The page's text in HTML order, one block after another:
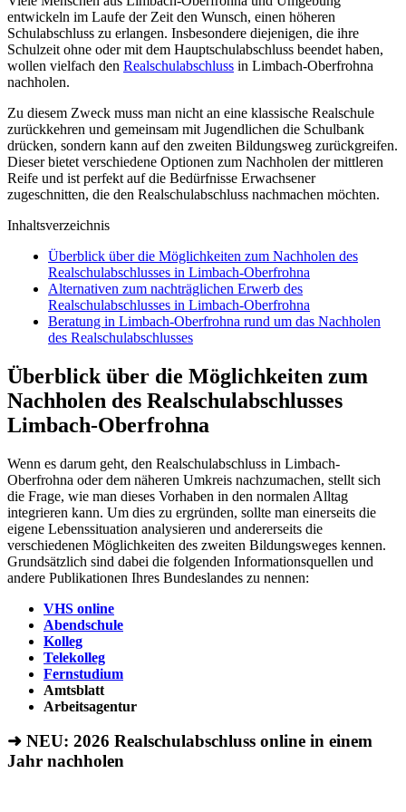
entwickeln im Laufe der Zeit den Wunsch, einen höheren
Schulabschluss zu erlangen. Insbesondere diejenigen, die ihre
Schulzeit ohne oder mit dem Hauptschulabschluss beendet haben,
wollen vielfach den Realschulabschluss in Limbach-Oberfrohna
nachholen.
Zu diesem Zweck muss man nicht an eine klassische Realschule
zurückkehren und gemeinsam mit Jugendlichen die Schulbank
drücken, sondern kann auf den zweiten Bildungsweg zurückgreifen.
Dieser bietet verschiedene Optionen zum Nachholen der mittleren
Reife und ist perfekt auf die Bedürfnisse Erwachsener
zugeschnitten, die den Realschulabschluss nachmachen möchten.
Inhaltsverzeichnis
Überblick über die Möglichkeiten zum Nachholen des
Realschulabschlusses in Limbach-Oberfrohna
Alternativen zum nachträglichen Erwerb des
Realschulabschlusses in Limbach-Oberfrohna
Beratung in Limbach-Oberfrohna rund um das Nachholen
des Realschulabschlusses
Überblick über die Möglichkeiten zum
Nachholen des Realschulabschlusses
Limbach-Oberfrohna
Wenn es darum geht, den Realschulabschluss in Limbach-
Oberfrohna oder dem näheren Umkreis nachzumachen, stellt sich
die Frage, wie man dieses Vorhaben in den normalen Alltag
integrieren kann. Um dies zu ergründen, sollte man einerseits die
eigene Lebenssituation analysieren und andererseits die
verschiedenen Möglichkeiten des zweiten Bildungsweges kennen.
Grundsätzlich sind dabei die folgenden Informationsquellen und
andere Publikationen Ihres Bundeslandes zu nennen:
VHS online
Abendschule
Kolleg
Telekolleg
Fernstudium
Amtsblatt
Arbeitsagentur
➜ NEU: 2026 Realschulabschluss online in einem
Jahr nachholen